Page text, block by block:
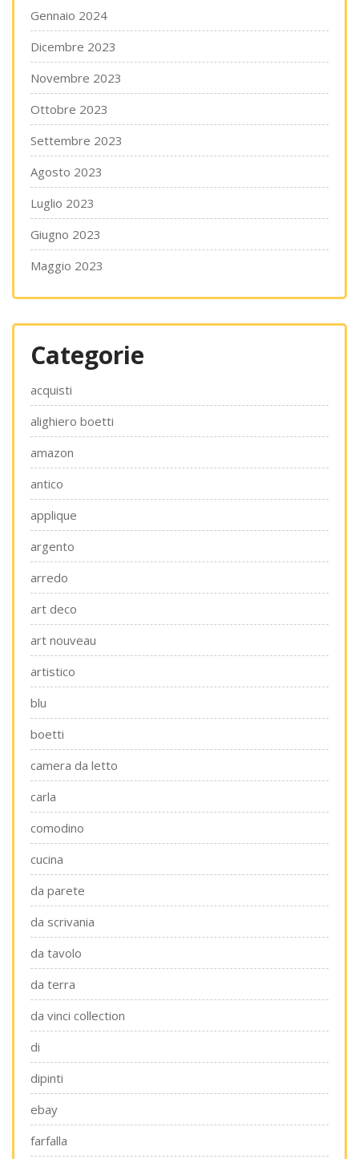
Gennaio 2024
Dicembre 2023
Novembre 2023
Ottobre 2023
Settembre 2023
Agosto 2023
Luglio 2023
Giugno 2023
Maggio 2023
Categorie
acquisti
alighiero boetti
amazon
antico
applique
argento
arredo
art deco
art nouveau
artistico
blu
boetti
camera da letto
carla
comodino
cucina
da parete
da scrivania
da tavolo
da terra
da vinci collection
di
dipinti
ebay
farfalla